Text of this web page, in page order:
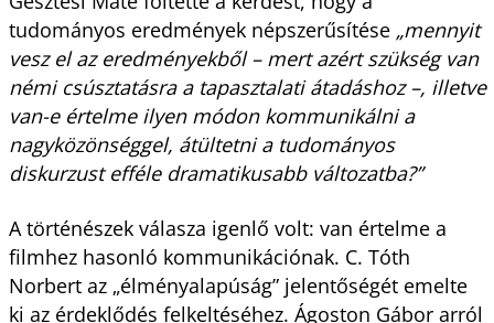
tudományos eredmények népszerűsítése „mennyit
vesz el az eredményekből – mert azért szükség van
némi csúsztatásra a tapasztalati átadáshoz –, illetve
van-e értelme ilyen módon kommunikálni a
nagyközönséggel, átültetni a tudományos
diskurzust efféle dramatikusabb változatba?”
A történészek válasza igenlő volt: van értelme a
filmhez hasonló kommunikációnak. C. Tóth
Norbert az „élményalapúság” jelentőségét emelte
ki az érdeklődés felkeltéséhez. Ágoston Gábor arról